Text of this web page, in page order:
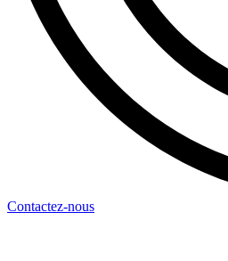
Les tests suivants peuvent être
Flux lumineux
Efficacité de la lampe
Indice de rendu des couleurs
Température de couleur corrélée
Mesures de distribution spectrale
Coordonnées chromatiques
Mesures de luminance
Répartitions de l'intensité
Facteur de maintien du flux
Sécurité électrique
Contactez-nous